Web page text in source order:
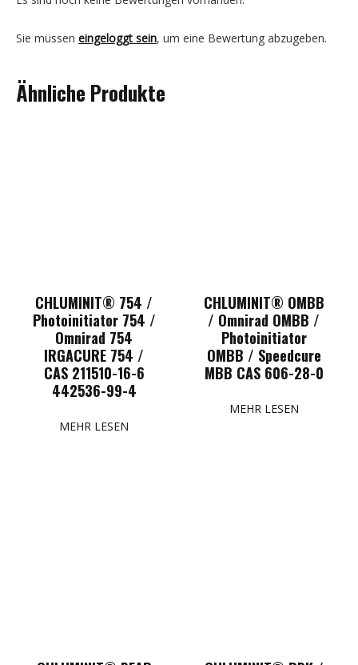
Sie müssen eingeloggt sein, um eine Bewertung abzugeben.
Ähnliche Produkte
CHLUMINIT® 754 /
Photoinitiator 754 /
Omnirad 754
IRGACURE 754 /
CAS 211510-16-6
442536-99-4
MEHR LESEN
CHLUMINIT® OMBB
/ Omnirad OMBB /
Photoinitiator
OMBB / Speedcure
MBB CAS 606-28-0
MEHR LESEN